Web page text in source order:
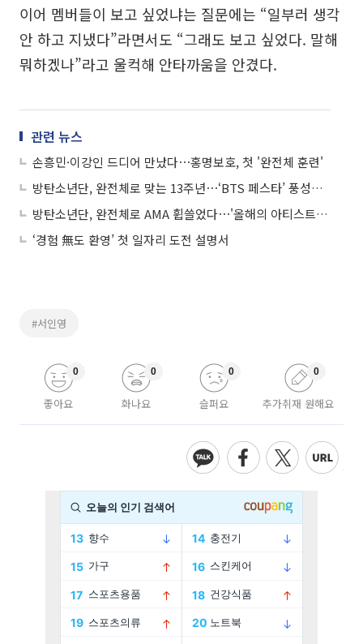
이어 멤버들이 보고 싶었냐는 질문에는 “일부러 생각
안 하고 지냈다”라면서도 “그래도 보고 싶었다. 말해
뭐하겠나”라고 울컥해 안타까움을 안겼다.
관련 뉴스
손흥민·이강인 드디어 만났다⋯홍명보호, 첫 '완전체 훈련'
방탄소년단, 완전체로 맞는 13주년⋯‘BTS 페스타’ 풍성한 재미 예고
방탄소년단, 완전체로 AMA 휩쓸었다⋯'올해의 아티스트' 포함 3관왕
‘경험 無도 환영’ 첫 일자리 도전 설명서
#서인영
좋아요
0
화나요
0
슬퍼요
0
추가취재 원해요
0